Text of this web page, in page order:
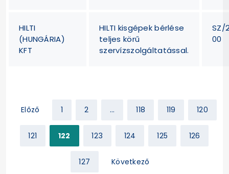
HILTI
(HUNGÁRIA)
KFT
HILTI kisgépek bérlése
teljes körű
szervízszolgáltatással.
SZ/
00
Előző 1 2 ... 118 119 120
121 122 123 124 125 126
127 Következő